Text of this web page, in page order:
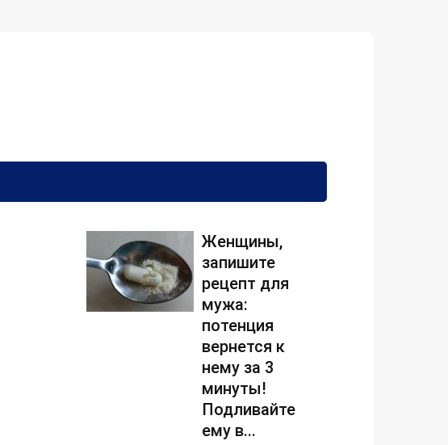
Женщины,
запишите
рецепт для
мужа:
потенция
вернется к
нему за 3
минуты!
Подливайте
ему в...